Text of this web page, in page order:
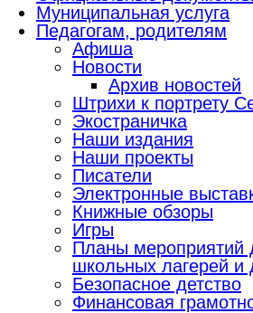
Муниципальная услуга
Педагогам, родителям
Афиша
Новости
Архив новостей
Штрихи к портрету
Экостраничка
Наши издания
Наши проекты
Писатели
Электронные
Книжные обзоры
Игры
Планы мероприятий
школьных лагерей и
Безопасное детство
Финансовая